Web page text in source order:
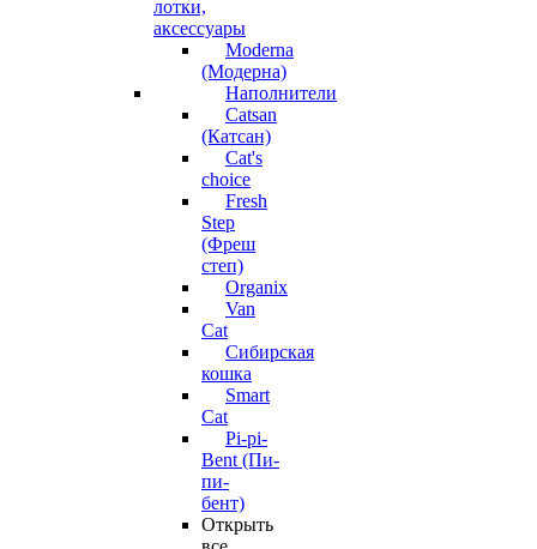
лотки,
аксессуары
Moderna
(Модерна)
Наполнители
Catsan
(Катсан)
Cat's
choice
Fresh
Step
(Фреш
степ)
Organix
Van
Cat
Сибирская
кошка
Smart
Cat
Pi-pi-
Bent (Пи-
пи-
бент)
Открыть